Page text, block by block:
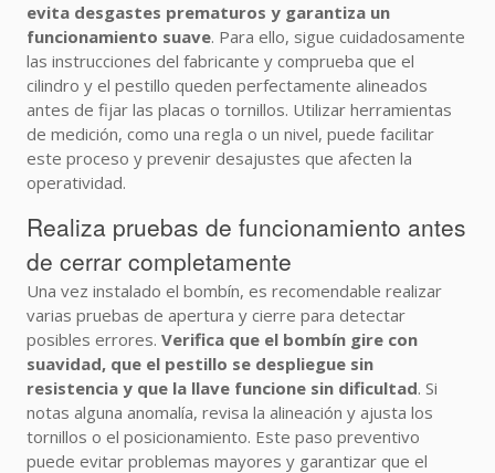
evita desgastes prematuros y garantiza un
funcionamiento suave. Para ello, sigue cuidadosamente
las instrucciones del fabricante y comprueba que el
cilindro y el pestillo queden perfectamente alineados
antes de fijar las placas o tornillos. Utilizar herramientas
de medición, como una regla o un nivel, puede facilitar
este proceso y prevenir desajustes que afecten la
operatividad.
Realiza pruebas de funcionamiento antes
de cerrar completamente
Una vez instalado el bombín, es recomendable realizar
varias pruebas de apertura y cierre para detectar
posibles errores. Verifica que el bombín gire con
suavidad, que el pestillo se despliegue sin
resistencia y que la llave funcione sin dificultad. Si
notas alguna anomalía, revisa la alineación y ajusta los
tornillos o el posicionamiento. Este paso preventivo
puede evitar problemas mayores y garantizar que el